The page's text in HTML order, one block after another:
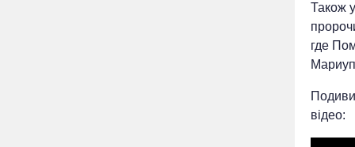
Також
где
відео: